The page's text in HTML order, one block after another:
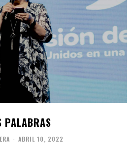
PALABRAS
- ABRIL 10, 2022